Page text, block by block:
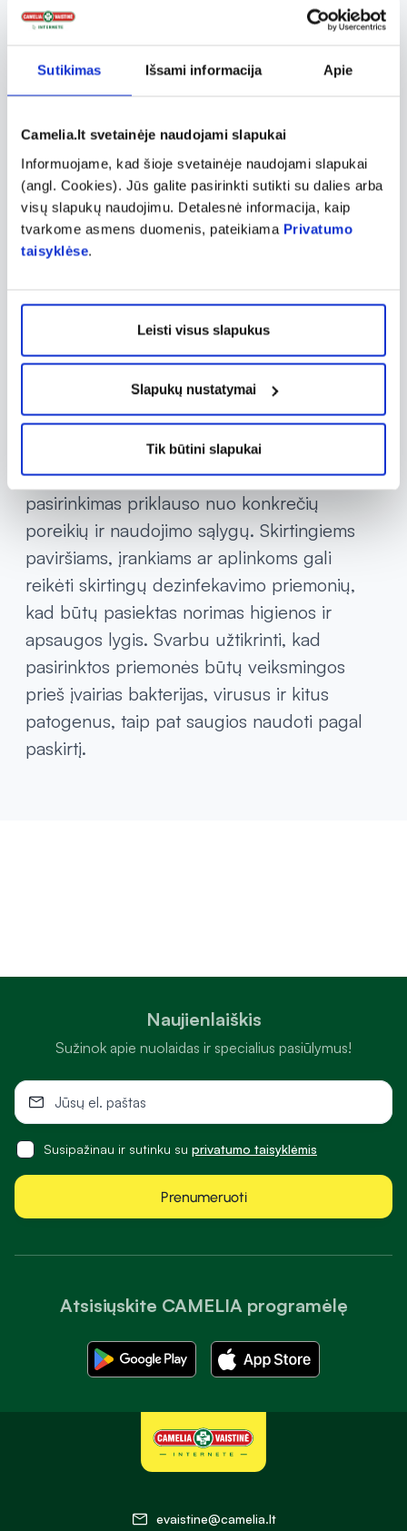
Sutikimas Išsami informacija Apie
Camelia.lt svetainėje naudojami slapukai
Informuojame, kad šioje svetainėje naudojami slapukai
(angl. Cookies). Jūs galite pasirinkti sutikti su dalies arba
visų slapukų naudojimu. Detalesnė informacija, kaip
tvarkome asmens duomenis, pateikiama Privatumo
taisyklėse.
Leisti visus slapukus
Slapukų nustatymai
Tik būtini slapukai
paviršių valymui, o purškikliai ir servetėlės
yra patogūs ir efektyvūs sprendimai
kasdienėje higienoje, ypač greitam paviršių
valymui ir dezinfekavimui.
Dezinfekantai plačiai naudojami medicinos
įstaigose, kur būtinaužkirsti kelią infekcijų
plitimui.Jie taip pat būtini maisto
pramonėje, siekiant užtikrinti švarą ir
saugumą tiek produktų apdorojimo, tiek
ir virusų perdavimo, užtikrindami
asmeninės higienos ir aplinkos švarą. Be to,
jie dažnai naudojami įmonėse, ypač biuruose
Tinkamų dezinfekavimo priemonių
pasirinkimas priklauso nuo konkrečių
poreikių ir naudojimo sąlygų. Skirtingiems
paviršiams, įrankiams ar aplinkoms gali
reikėti skirtingų dezinfekavimo priemonių,
kad būtų pasiektas norimas higienos ir
apsaugos lygis. Svarbu užtikrinti, kad
pasirinktos priemonės būtų veiksmingos
prieš įvairias bakterijas, virusus ir kitus
patogenus, taip pat saugios naudoti pagal
paskirtį.
Atsisiųskite CAMELIA programėlę
Naujienlaiškis
Sužinok apie nuolaidas ir specialius pasiūlymus!
Susipažinau ir sutinku su privatumo taisyklėmis
Prenumeruoti
evaistine@camelia.lt